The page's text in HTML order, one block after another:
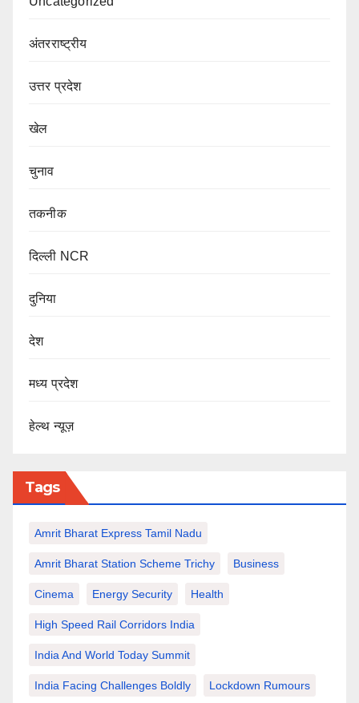
अंतरराष्ट्रीय
उत्तर प्रदेश
खेल
चुनाव
तकनीक
दिल्ली NCR
दुनिया
देश
मध्य प्रदेश
हेल्थ न्यूज़
Tags
Amrit Bharat Express Tamil Nadu
Amrit Bharat Station Scheme Trichy Business
Cinema Energy Security Health
High Speed Rail Corridors India
India And World Today Summit
India Facing Challenges Boldly Lockdown Rumours